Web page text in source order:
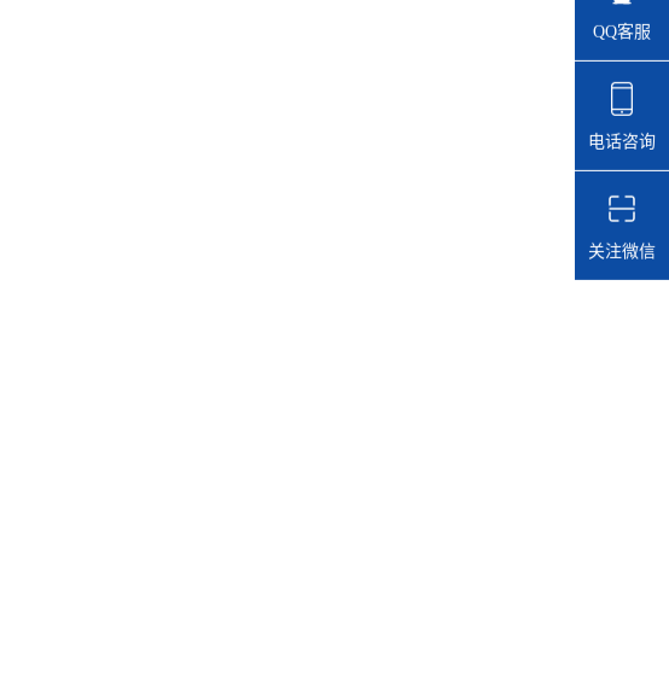
QQ客服
电话咨询
关注微信